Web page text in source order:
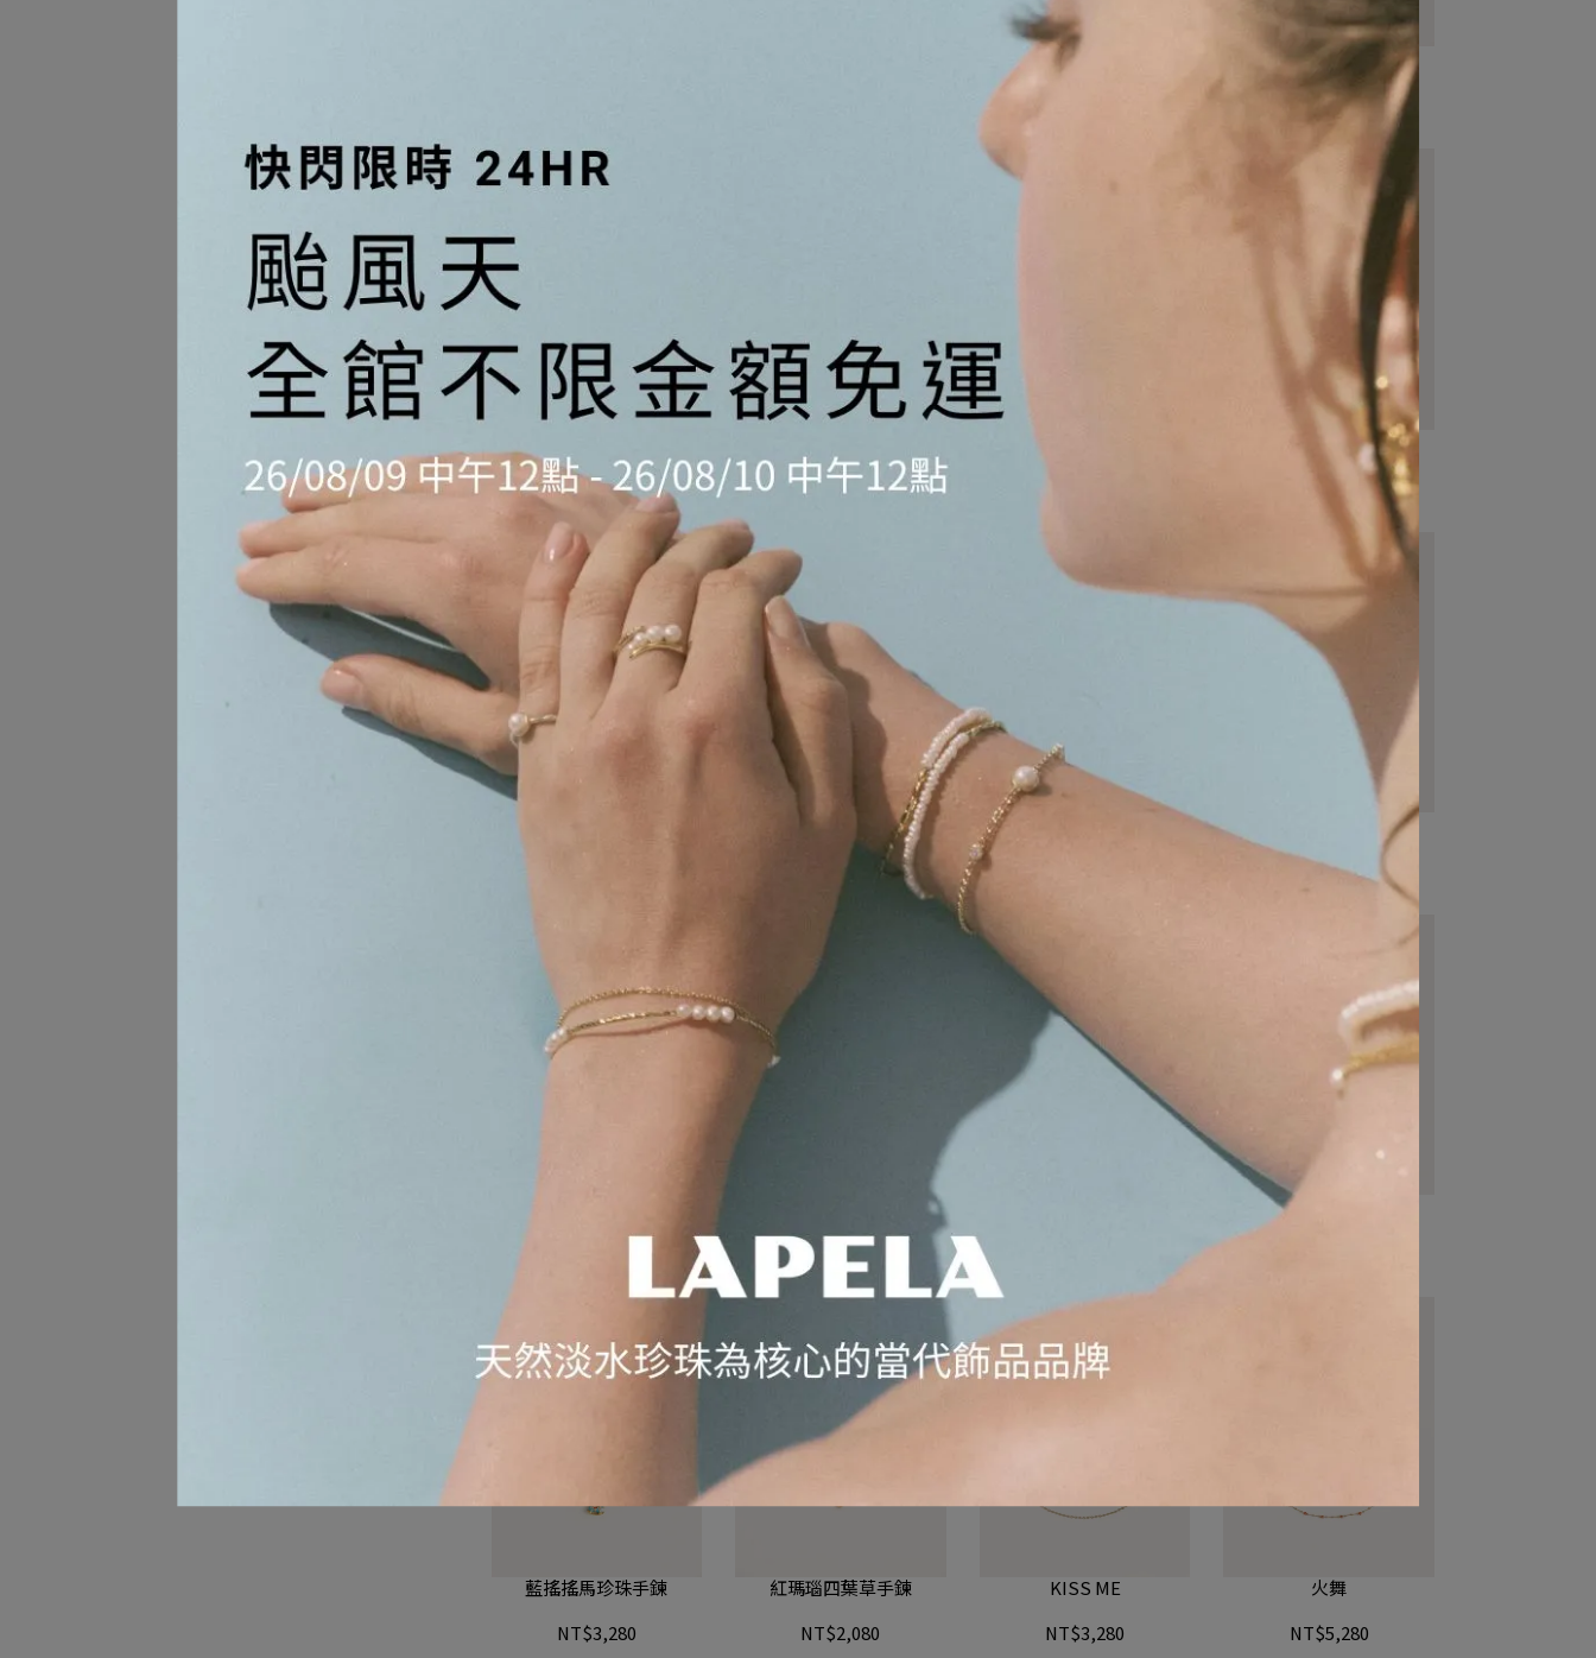
好事花生珍珠項鍊 月老
NT$1,980
NT$2,080 NT$2,380
塗鴉愛心紅耳環
NT$2,280
富貴花珍珠耳環
NT$2,080 NT$2,380
NT$2,080
紫搖搖馬珍珠手鍊
藍搖搖馬珍珠手鍊
NT$3,280
紅瑪瑙四葉草手鍊
NT$2,080
KISS ME
NT$3,280
火舞
NT$5,280